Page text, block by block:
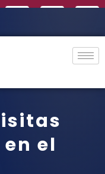
el